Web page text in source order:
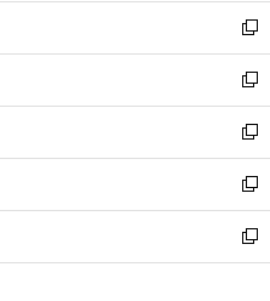
く
で
開
く
ド
ウ
で
開
く
ウ
ィ
ン
ド
ウ
で
開
く
し
い
ウ
ィ
ン
ド
ウ
で
開
く
新
し
い
ウ
ィ
ン
ド
ウ
で
開
新
し
い
ウ
ィ
ン
ド
ウ
新
し
い
ウ
ィ
ン
新
し
い
ウ
新
し